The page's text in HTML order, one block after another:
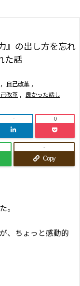
』の出し方を忘れ
た話
, 自己改革 ,
改革 , 良かった話し
- 0
Copy
-
。
、ちょっと感動的